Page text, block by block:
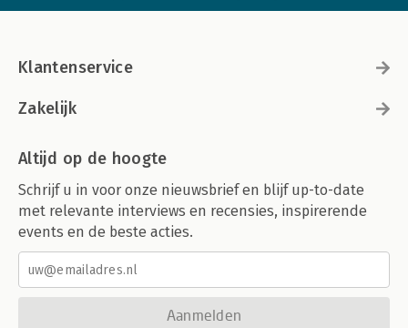
Klantenservice
Zakelijk
Altijd op de hoogte
Schrijf u in voor onze nieuwsbrief en blijf up-to-date
met relevante interviews en recensies, inspirerende
events en de beste acties.
Aanmelden